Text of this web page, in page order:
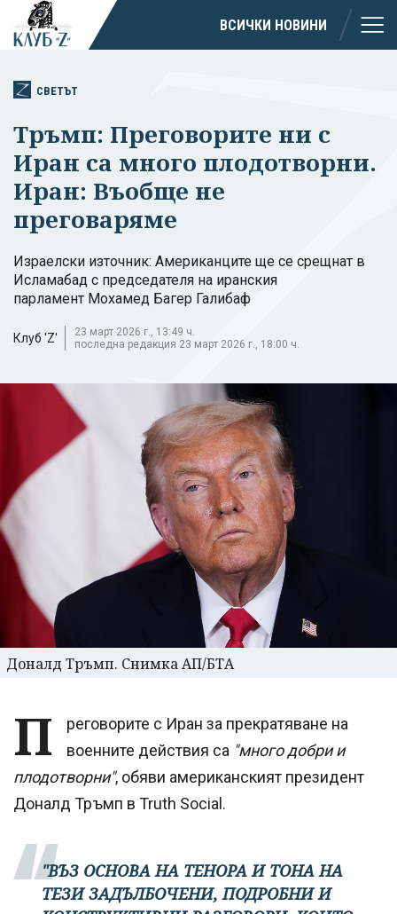
ВСИЧКИ НОВИНИ
СВЕТЪТ
Тръмп: Преговорите ни с
Иран са много плодотворни.
Иран: Въобще не
преговаряме
Израелски източник: Американците ще се срещнат в
Исламабад с председателя на иранския
парламент Мохамед Багер Галибаф
Клуб 'Z'
23 март 2026 г., 13:49 ч.
последна редакция 23 март 2026 г., 18:00 ч.
Доналд Тръмп. Снимка АП/БТА
П
реговорите с Иран за прекратяване на
военните действия са "много добри и
плодотворни", обяви американският президент
Доналд Тръмп в Truth Social.
"ВЪЗ ОСНОВА НА ТЕНОРА И ТОНА НА
ТЕЗИ ЗАДЪЛБОЧЕНИ, ПОДРОБНИ И